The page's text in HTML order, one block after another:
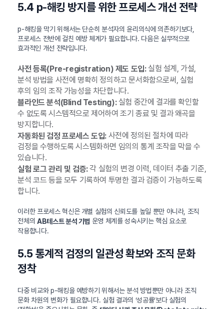
5.4 p-해킹 방지를 위한 프로세스 개선 전략
p-해킹을 막기 위해서는 단순히 분석자의 윤리의식에 의존하기보다,
프로세스 전반에 걸친 예방 체계가 필요합니다. 다음은 실무적으로
효과적인 개선 전략입니다.
사전 등록(Pre-registration) 제도 도입:실험 설계, 가설,
분석 방법을 사전에 명확히 정의하고 문서화함으로써, 실험
후의 임의 조작 가능성을 차단합니다.
블라인드 분석(Blind Testing):실험 중간에 결과를 확인할
수 없도록 시스템적으로 제어하여 조기 종료 및 결과 왜곡을
방지합니다.
자동화된 검정 프로세스 도입:사전에 정의된 절차에 따라
검정을 수행하도록 시스템화하면 임의의 통계 조작을 막을 수
있습니다.
실험 로그 관리 및 검증:각 실험의 변경 이력, 데이터 추출 기준,
분석 코드 등을 모두 기록하여 투명한 결과 검증이 가능하도록
합니다.
이러한 프로세스 혁신은 개별 실험의 신뢰도를 높일 뿐만 아니라, 조직
전체의 AB테스트 분석 기법 운영 체계를 성숙시키는 핵심 요소로
작용합니다.
5.5 통계적 검정의 일관성 확보와 조직 문화
정착
다중 비교와 p-해킹을 예방하기 위해서는 분석 방법뿐만 아니라 조직
문화 차원의 변화가 필요합니다. 실험 결과의 ‘성공률’보다 실험의